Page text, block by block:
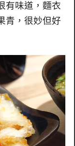
有味道，麵衣
青，很妙但好